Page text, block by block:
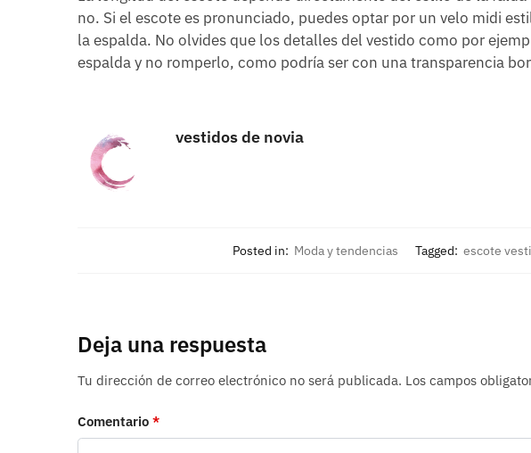
no. Si el escote es pronunciado, puedes optar por un velo midi
la espalda. No olvides que los detalles del vestido como por
espalda y no romperlo, como podría ser con una transparencia
vestidos de novia
Posted in: Moda y tendencias Tagged: escote
Deja una respuesta
Tu dirección de correo electrónico no será publicada. Los campos
Comentario *